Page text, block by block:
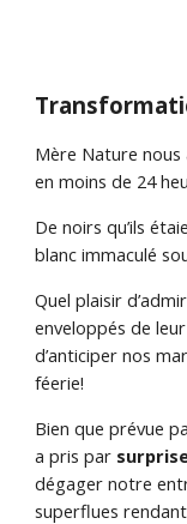
Mère Nature nous
en moins de 24
De noirs qu’ils
blanc immaculé
Quel plaisir
enveloppés de
d’anticiper nos
féerie!
Bien que prévue
a pris par
dégager notre
superflues